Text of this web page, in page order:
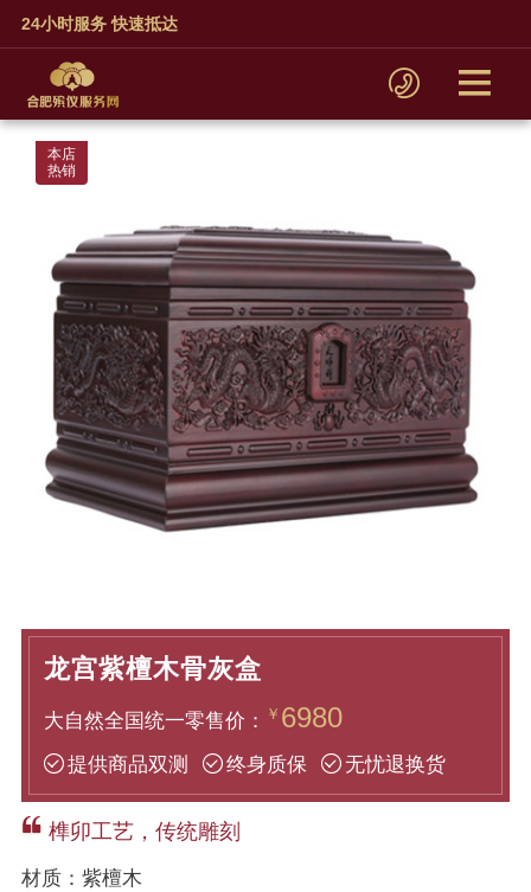
24小时服务 快速抵达
本店
热销
龙宫紫檀木骨灰盒
大自然全国统一零售价： ￥ 6980
提供商品双测 终身质保 无忧退换货
榫卯工艺，传统雕刻
材质： 紫檀木